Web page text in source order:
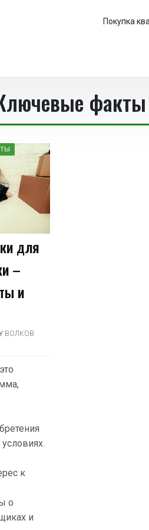
Покупка
факты
для
–
и
ВОЛКОВ
к
о
и